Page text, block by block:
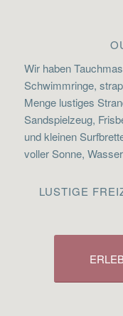
Wir haben
Schwimmringe,
Menge lustiges
Sandspielzeug,
und kleinen
voller Sonne,
LUSTIGE